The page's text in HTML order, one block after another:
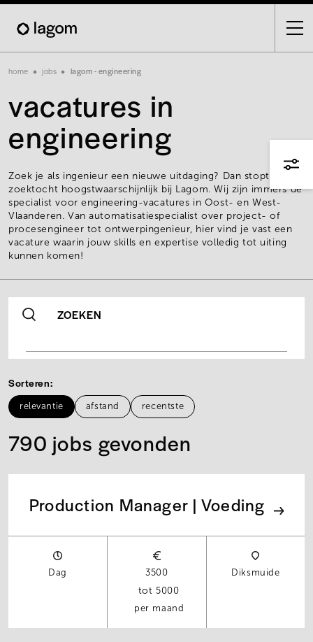
Skip
main
Breadcrumb
home jobs lagom - engineering
vacatures in
engineering
Zoek je als ingenieur een nieuwe uitdaging? Dan stopt je
zoektocht hoogstwaarschijnlijk bij Lagom. Wij zijn immers dé
specialist voor engineering-vacatures in Oost- en West-
Vlaanderen. Van automatisatiespecialist over project- of
procesengineer tot ontwerpingenieur, hier vind je vast een
vacature waarin jouw skills en expertise volledig tot uiting
kunnen komen!
ZOEKEN
Sorteren
relevantie afstand recentste
790 jobs gevonden
Production Manager | Voeding
Dag
3500
5000
per maand
Diksmuide